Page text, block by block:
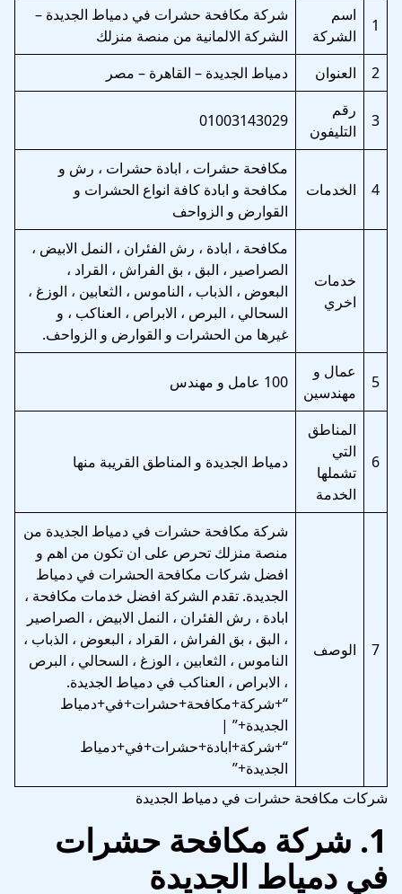
1
اسم
الشركة
شركة مكافحة حشرات في دمياط الجديدة –
الشركة الالمانية من منصة منزلك
2
العنوان دمياط الجديدة – القاهرة – مصر
3
رقم
التليفون
01003143029
4 الخدمات
مكافحة حشرات ، ابادة حشرات ، رش و
مكافحة و ابادة كافة انواع الحشرات و
القوارض و الزواحف
خدمات
اخري
مكافحة ، ابادة ، رش الفئران ، النمل الابيض ،
الصراصير ، البق ، بق الفراش ، القراد ،
البعوض ، الذباب ، الناموس ، الثعابين ، الوزغ ،
السحالي ، البرص ، الابراص ، العناكب ، و
غيرها من الحشرات و القوارض و الزواحف.
5
عمال و
مهندسين
100 عامل و مهندس
6
المناطق
التي
تشملها
الخدمة
دمياط الجديدة و المناطق القريبة منها
7 الوصف
شركة مكافحة حشرات في دمياط الجديدة من
منصة منزلك تحرص على ان تكون من اهم و
افضل شركات مكافحة الحشرات في دمياط
الجديدة. تقدم الشركة افضل خدمات مكافحة ،
ابادة ، رش الفئران ، النمل الابيض ، الصراصير
، البق ، بق الفراش ، القراد ، البعوض ، الذباب ،
الناموس ، الثعابين ، الوزغ ، السحالي ، البرص
، الابراص ، العناكب في دمياط الجديدة.
“+شركة+مكافحة+حشرات+في+دمياط
الجديدة+” |
“+شركة+ابادة+حشرات+في+دمياط
الجديدة+”
شركات مكافحة حشرات في دمياط الجديدة
1. شركة مكافحة حشرات
في دمياط الجديدة